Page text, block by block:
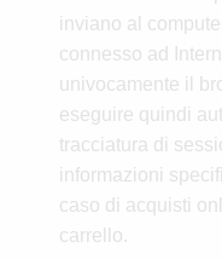
inviano al
connesso ad
univocamente il
eseguire quindi
tracciatura di
informazioni
caso di acquisti
carrello.